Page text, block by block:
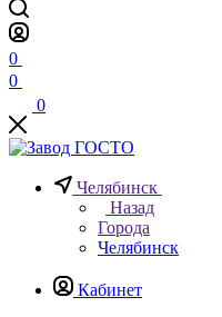
0
0
0
Челябинск
Назад
Города
Челябинск
Кабинет